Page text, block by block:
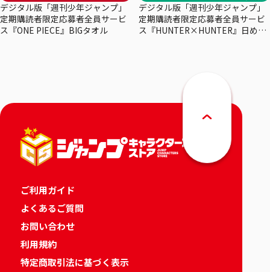
デジタル版「週刊少年ジャンプ」
定期購読者限定応募者全員サービ
ス『ONE PIECE』BIGタオル
デジタル版「週刊少年ジャンプ」
定期購読者限定応募者全員サービ
ス『HUNTER×HUNTER』日めく
ご利用ガイド
よくあるご質問
お問い合わせ
利用規約
特定商取引法に基づく表示